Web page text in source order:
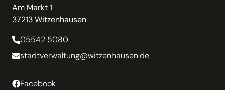
Am Markt 1
37213 Witzenhausen
05542 5080
stadtverwaltung@witzenhausen.de
Facebook